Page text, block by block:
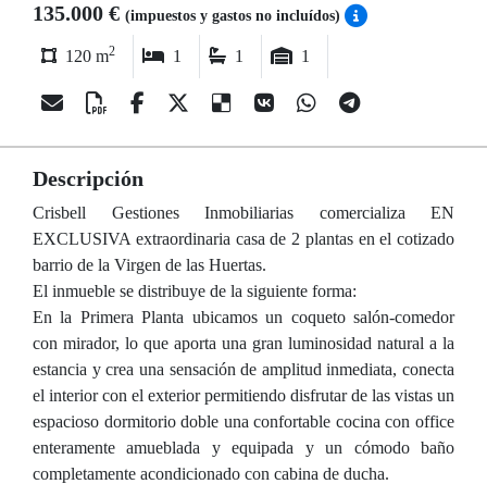
135.000 € (impuestos y gastos no incluídos)
120 m2 1 1 1
Descripción
Crisbell Gestiones Inmobiliarias comercializa EN
EXCLUSIVA extraordinaria casa de 2 plantas en el cotizado
barrio de la Virgen de las Huertas.
El inmueble se distribuye de la siguiente forma:
En la Primera Planta ubicamos un coqueto salón-comedor
con mirador, lo que aporta una gran luminosidad natural a la
estancia y crea una sensación de amplitud inmediata, conecta
el interior con el exterior permitiendo disfrutar de las vistas un
espacioso dormitorio doble una confortable cocina con office
enteramente amueblada y equipada y un cómodo baño
completamente acondicionado con cabina de ducha.